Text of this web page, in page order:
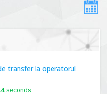
transfer la operatorul
seconds